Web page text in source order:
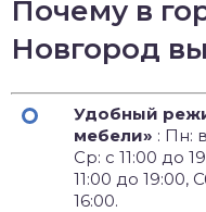
Почему в
Новгород
Удобный
мебели» : Пн:
Ср: с 11:00 до
11:00 до 19:00,
16:00.